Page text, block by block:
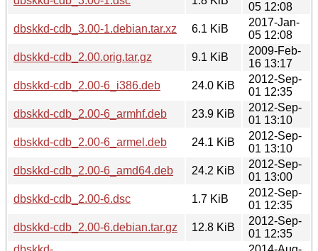
05 12:08
dbskkd-cdb_3.00-1.debian.tar.xz
6.1 KiB
2017-Jan-
05 12:08
dbskkd-cdb_2.00.orig.tar.gz
9.1 KiB
2009-Feb-
16 13:17
dbskkd-cdb_2.00-6_i386.deb
24.0 KiB
2012-Sep-
01 12:35
dbskkd-cdb_2.00-6_armhf.deb
23.9 KiB
2012-Sep-
01 13:10
dbskkd-cdb_2.00-6_armel.deb
24.1 KiB
2012-Sep-
01 13:10
dbskkd-cdb_2.00-6_amd64.deb
24.2 KiB
2012-Sep-
01 13:00
dbskkd-cdb_2.00-6.dsc
1.7 KiB
2012-Sep-
01 12:35
dbskkd-cdb_2.00-6.debian.tar.gz
12.8 KiB
2012-Sep-
01 12:35